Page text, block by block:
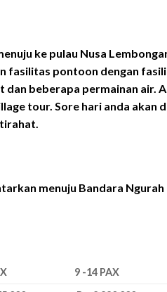
ke pulau Nusa
fasilitas pontoon dengan
beberapa permainan air.
tour. Sore hari anda akan
menuju Bandara
9 -14 PAX